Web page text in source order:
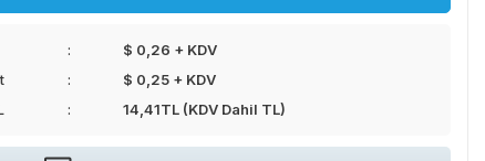
$ 0,26 + KDV
$ 0,25 + KDV
14,41TL (KDV Dahil TL)